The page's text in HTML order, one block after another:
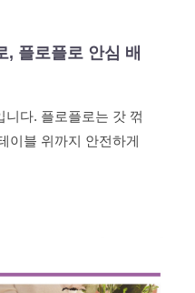
, 플로플로 안심 배
다. 플로플로는 갓 꺾
이블 위까지 안전하게